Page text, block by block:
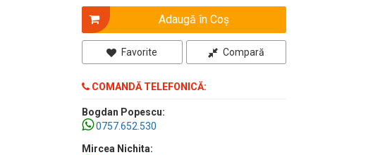
Adaugă în Coş
Favorite Compară
COMANDĂ TELEFONICĂ:
Bogdan Popescu:
0757.652.530
Mircea Nichita: